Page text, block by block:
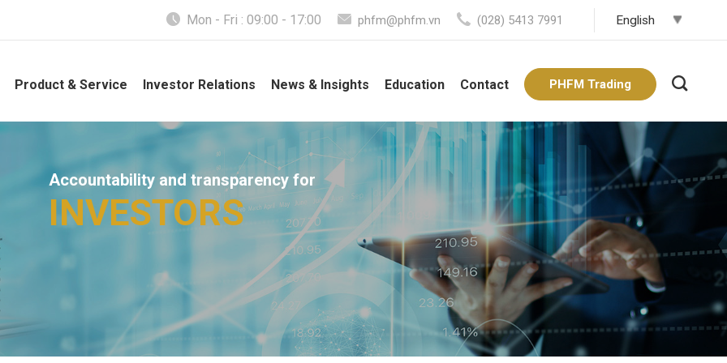
Mon - Fri : 09:00 - 17:00 phfm@phfm.vn (028) 5413 7991
Product & Service Investor Relations News & Insights Education Contact PHFM Trading
Accountability and transparency for
INVESTORS